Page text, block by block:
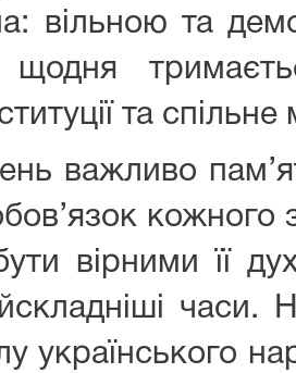
вільною та
щодня
та
важливо
кожного
вірними її
часи.
українського